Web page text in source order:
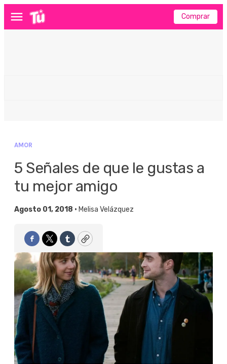
Menú Comprar
AMOR
5 Señales de que le gustas a
tu mejor amigo
Agosto 01, 2018 • Melisa Velázquez
Facebook
TwitterTumblrCopy